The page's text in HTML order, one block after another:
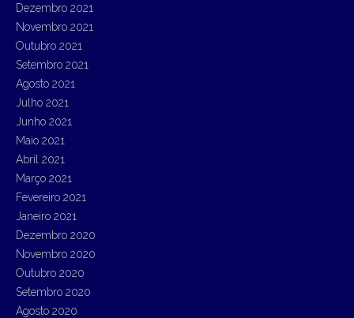
Dezembro 2021
Novembro 2021
Outubro 2021
Setembro 2021
Agosto 2021
Julho 2021
Junho 2021
Maio 2021
Abril 2021
Março 2021
Fevereiro 2021
Janeiro 2021
Dezembro 2020
Novembro 2020
Outubro 2020
Setembro 2020
Agosto 2020